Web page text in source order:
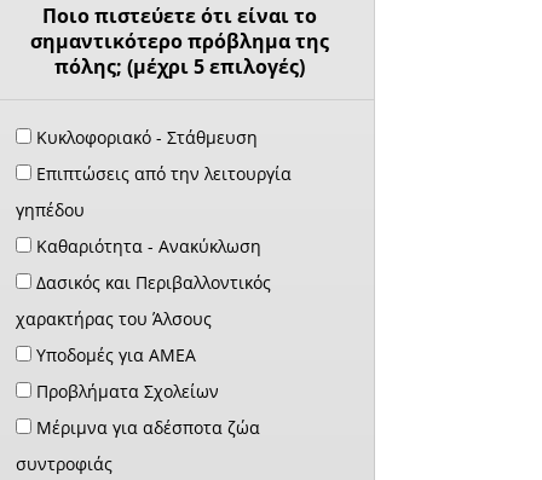
Ποιο πιστεύετε ότι είναι το
σημαντικότερο πρόβλημα της
πόλης; (μέχρι 5 επιλογές)
Κυκλοφοριακό - Στάθμευση
Επιπτώσεις από την λειτουργία
γηπέδου
Καθαριότητα - Ανακύκλωση
Δασικός και Περιβαλλοντικός
χαρακτήρας του Άλσους
Υποδομές για ΑΜΕΑ
Προβλήματα Σχολείων
Μέριμνα για αδέσποτα ζώα
συντροφιάς